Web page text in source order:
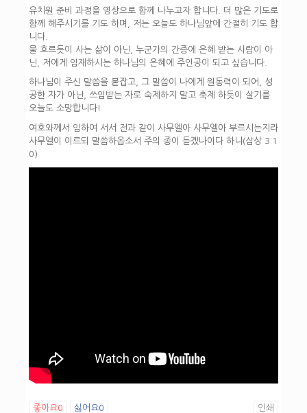
유치원 준비 과정을 영상으로 함께 나누고자 합니다. 더 많은 기도로
함께 해주시기를 기도 하며, 저는 오늘도 하나님앞에 간절히 기도 합
니다.
물 흐르듯이 사는 삶이 아닌, 누군가의 간증에 은혜 받는 사람이 아
닌, 저에게 임재하시는 하나님의 은혜에 주인공이 되고 싶습니다.
하나님이 주신 말씀을 붙잡고, 그 말씀이 나에게 원동력이 되어, 성
공한 자가 아닌, 쓰임받는 자로 숙제하지 말고 축제 하듯이 살기를
오늘도 소망합니다!
여호와께서 임하여 서서 전과 같이 사무엘아 사무엘아 부르시는지라
사무엘이 이르되 말씀하옵소서 주의 종이 듣겠나이다 하니(삼상 3:1
0)
좋아요0 싫어요0 인쇄